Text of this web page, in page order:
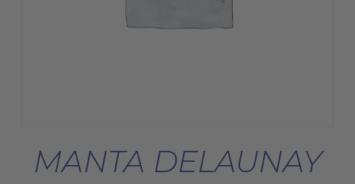
MANTA DELAUNAY